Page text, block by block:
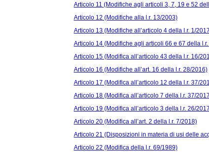
Articolo 11 (Modifiche agli articoli 3, 7, 19 e 52
Articolo 12 (Modifiche alla l.r. 13/2003)
Articolo 13 (Modifiche all’articolo 4 della l.r. 1/
Articolo 14 (Modifiche agli articoli 66 e 67 della
Articolo 15 (Modifica all’articolo 43 della l.r. 16/
Articolo 16 (Modifiche all’art. 16 della l.r. 28/2016)
Articolo 17 (Modifica all’articolo 12 della l.r. 37/
Articolo 18 (Modifica all’articolo 7 della l.r. 37/
Articolo 19 (Modifica all’articolo 3 della l.r. 26/
Articolo 20 (Modifica all’art. 2 della l.r. 7/2018)
Articolo 21 (Disposizioni in materia di usi delle
Articolo 22 (Modifica della l.r. 69/1989)